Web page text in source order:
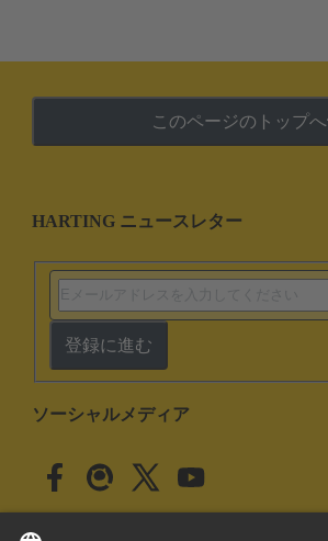
このページのトップへ
HARTING ニュースレター
登録に進む
ソーシャルメディア